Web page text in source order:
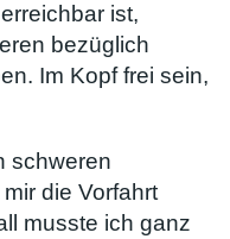
ist,
bezüglich
Im Kopf frei sein,
schweren
die Vorfahrt
musste ich ganz